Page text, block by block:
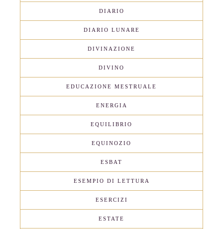
DIARIO
DIARIO LUNARE
DIVINAZIONE
DIVINO
EDUCAZIONE MESTRUALE
ENERGIA
EQUILIBRIO
EQUINOZIO
ESBAT
ESEMPIO DI LETTURA
ESERCIZI
ESTATE